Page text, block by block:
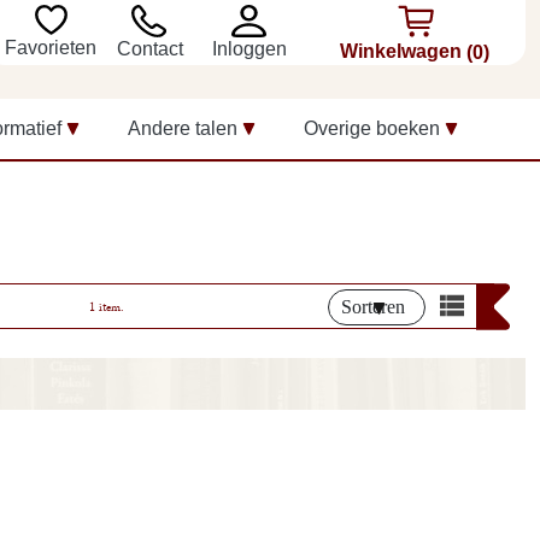
Favorieten Contact Inloggen Winkelwagen (0)
Andere talen Overige boeken
1 item. Sorteren